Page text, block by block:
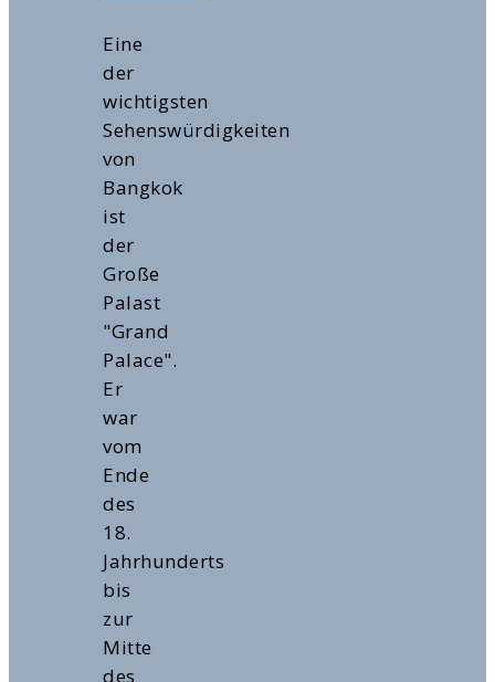
Eine
der
wichtigsten
Sehenswürdigkeiten
von
Bangkok
ist
der
Große
Palast
"Grand
Palace".
Er
war
vom
Ende
des
18.
Jahrhunderts
bis
zur
Mitte
des